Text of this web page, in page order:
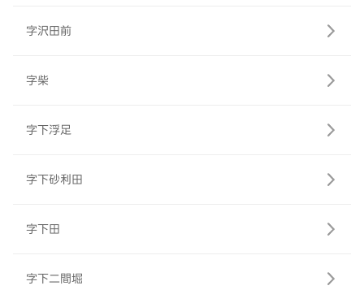
字沢田前
字柴
字下浮足
字下砂利田
字下田
字下二間堀